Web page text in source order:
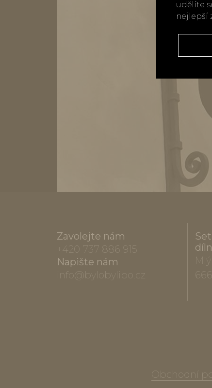
Zavolejte nám
+420 737 886 915
Napište nám
info@bylobylibo.cz
Obchodní
udělíte
nejlepší